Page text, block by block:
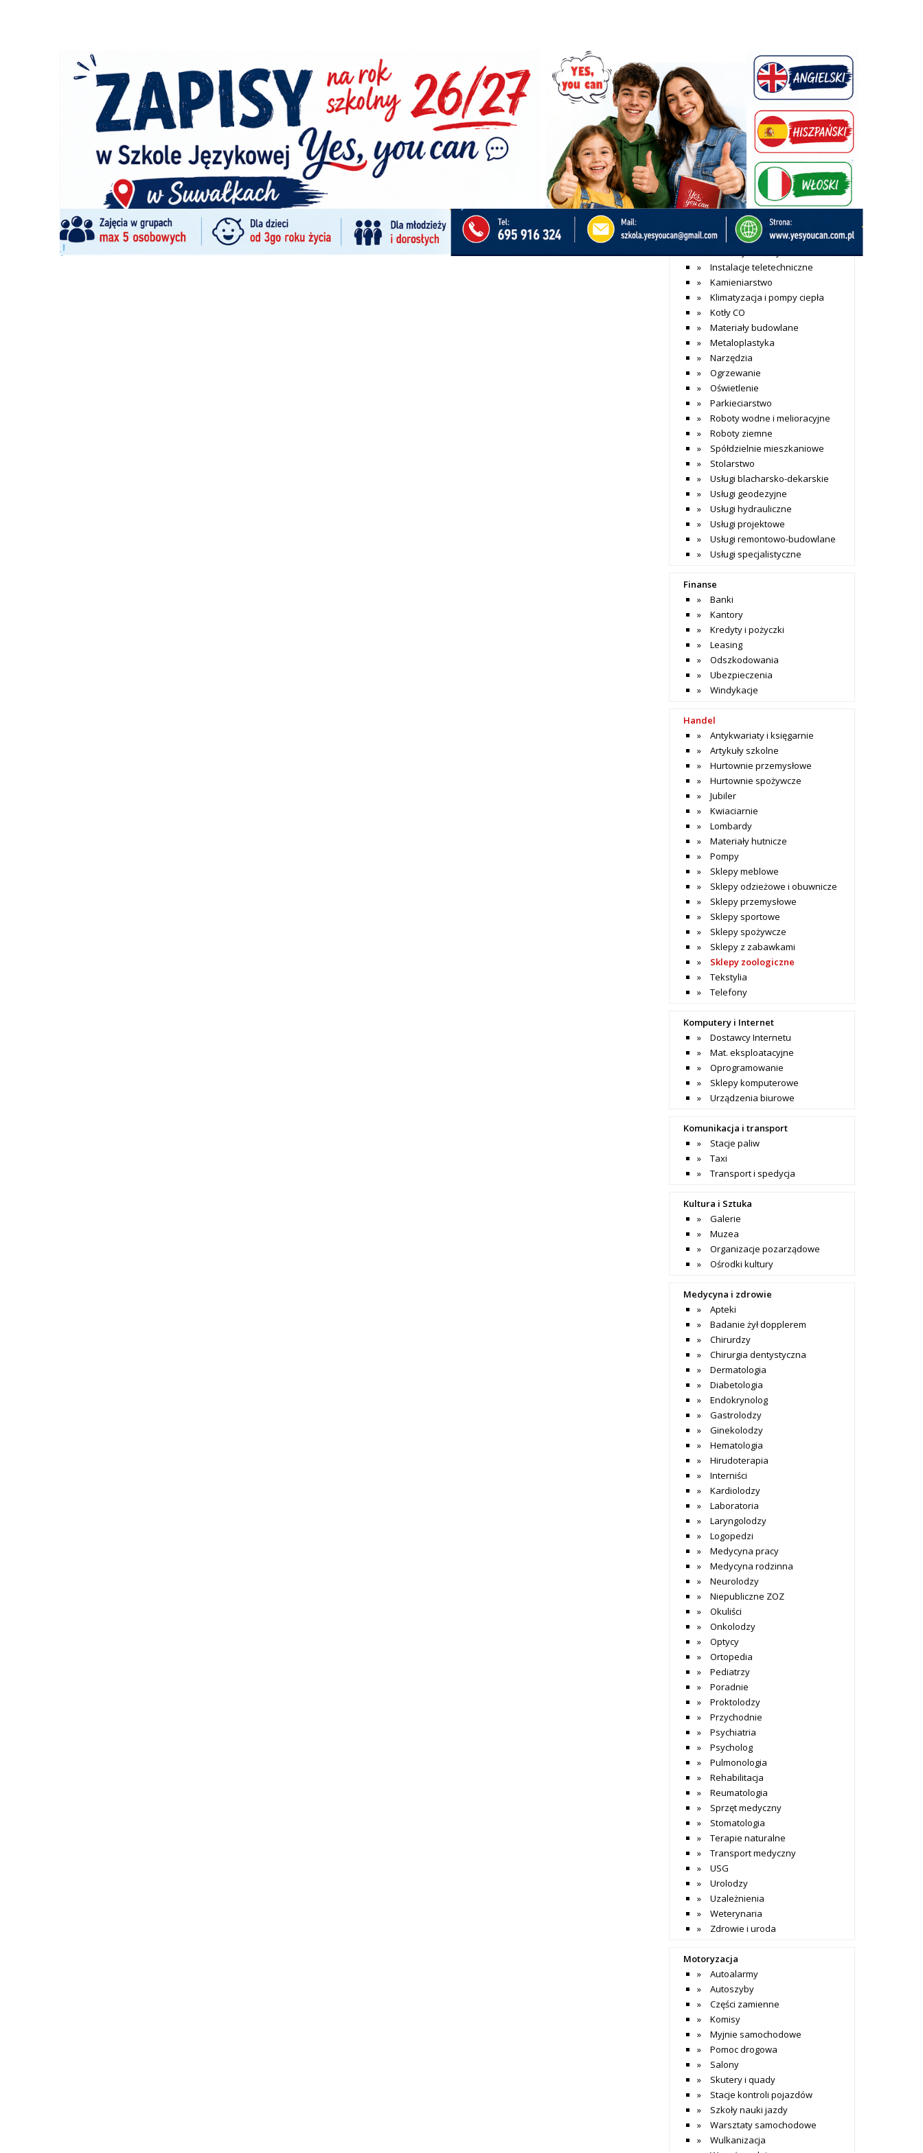
e-pazur.com
Witajcie w e-pazur.com – miejscu, które łączy miłośników zwierząt z
szerokim wyborem najwyższej jakości produktów. Jesteśmy nie tylko
sklepem zoologicznym, ale także wspólnotą pasjonatów, gotowych dzielić
się poradami i inspiracjami dotyczącymi opieki nad zwierzakami.…
Wysockiego 156, 15-167 Białystok
794094800| epazur10@gmail.com więcej »
+ Dodaj wpis
Katalog firm
Dom i budownictwo
Agencje nieruchomości
Alarmy
Aranżacja wnętrz
Architekci
Bramy garażowe
Budowa sauny
Budownictwo mieszkaniowe
Budownictwo przemysłowwe
Instalacje elektryczne
Instalacje teletechniczne
Kamieniarstwo
Klimatyzacja i pompy ciepła
Kotły CO
Materiały budowlane
Metaloplastyka
Narzędzia
Ogrzewanie
Oświetlenie
Parkieciarstwo
Roboty wodne i melioracyjne
Roboty ziemne
Spółdzielnie mieszkaniowe
Stolarstwo
Usługi blacharsko-dekarskie
Usługi geodezyjne
Usługi hydrauliczne
Usługi projektowe
Usługi remontowo-budowlane
Usługi specjalistyczne
Finanse
Banki
Kantory
Kredyty i pożyczki
Leasing
Odszkodowania
Ubezpieczenia
Windykacje
Handel
Antykwariaty i księgarnie
Artykuły szkolne
Hurtownie przemysłowe
Hurtownie spożywcze
Jubiler
Kwiaciarnie
Lombardy
Materiały hutnicze
Pompy
Sklepy meblowe
Sklepy odzieżowe i obuwnicze
Sklepy przemysłowe
Sklepy sportowe
Sklepy spożywcze
Sklepy z zabawkami
Sklepy zoologiczne
Tekstylia
Telefony
Komputery i Internet
Dostawcy Internetu
Mat. eksploatacyjne
Oprogramowanie
Sklepy komputerowe
Urządzenia biurowe
Komunikacja i transport
Stacje paliw
Taxi
Transport i spedycja
Kultura i Sztuka
Galerie
Muzea
Organizacje pozarządowe
Ośrodki kultury
Medycyna i zdrowie
Apteki
Badanie żył dopplerem
Chirurdzy
Chirurgia dentystyczna
Dermatologia
Diabetologia
Endokrynolog
Gastrolodzy
Ginekolodzy
Hematologia
Hirudoterapia
Interniści
Kardiolodzy
Laboratoria
Laryngolodzy
Logopedzi
Medycyna pracy
Medycyna rodzinna
Neurolodzy
Niepubliczne ZOZ
Okuliści
Onkolodzy
Optycy
Ortopedia
Pediatrzy
Poradnie
Proktolodzy
Przychodnie
Psychiatria
Psycholog
Pulmonologia
Rehabilitacja
Reumatologia
Sprzęt medyczny
Stomatologia
Terapie naturalne
Transport medyczny
USG
Urolodzy
Uzależnienia
Weterynaria
Zdrowie i uroda
Motoryzacja
Autoalarmy
Autoszyby
Części zamienne
Komisy
Myjnie samochodowe
Pomoc drogowa
Salony
Skutery i quady
Stacje kontroli pojazdów
Szkoły nauki jazdy
Warsztaty samochodowe
Wulkanizacja